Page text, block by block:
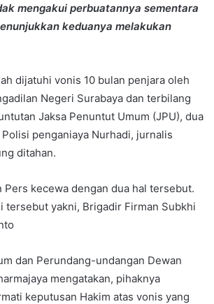
mengakui perbuatannya sementara
keduanya melakukan
dijatuhi vonis 10 bulan penjara oleh
Negeri Surabaya dan terbilang
Jaksa Penuntut Umum (JPU), dua
penganiaya Nurhadi, jurnalis
ditahan.
Pers kecewa dengan dua hal tersebut.
tersebut yakni, Brigadir Firman Subkhi
dan Perundang-undangan Dewan
mengatakan, pihaknya
keputusan Hakim atas vonis yang